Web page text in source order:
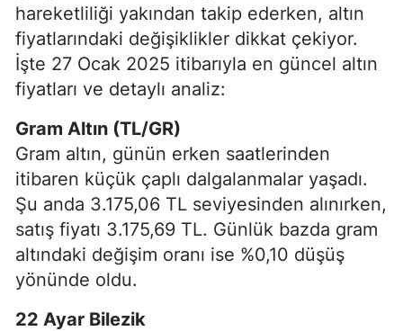
hareketliliği yakından takip ederken, altın
fiyatlarındaki değişiklikler dikkat çekiyor.
İşte 27 Ocak 2025 itibarıyla en güncel altın
fiyatları ve detaylı analiz:
Gram Altın (TL/GR)
Gram altın, günün erken saatlerinden
itibaren küçük çaplı dalgalanmalar yaşadı.
Şu anda 3.175,06 TL seviyesinden alınırken,
satış fiyatı 3.175,69 TL. Günlük bazda gram
altındaki değişim oranı ise %0,10 düşüş
yönünde oldu.
22 Ayar Bilezik